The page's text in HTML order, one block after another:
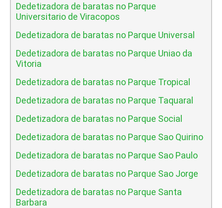
Dedetizadora de baratas no Parque
Universitario de Viracopos
Dedetizadora de baratas no Parque Universal
Dedetizadora de baratas no Parque Uniao da
Vitoria
Dedetizadora de baratas no Parque Tropical
Dedetizadora de baratas no Parque Taquaral
Dedetizadora de baratas no Parque Social
Dedetizadora de baratas no Parque Sao Quirino
Dedetizadora de baratas no Parque Sao Paulo
Dedetizadora de baratas no Parque Sao Jorge
Dedetizadora de baratas no Parque Santa
Barbara